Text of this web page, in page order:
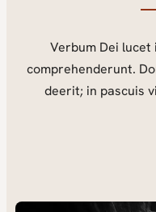
Verbum Dei
comprehenderunt.
deerit; in